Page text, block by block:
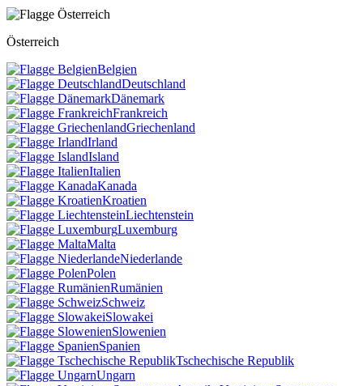
Österreich
Belgien
Deutschland
Dänemark
Frankreich
Griechenland
Irland
Island
Italien
Kanada
Kroatien
Liechtenstein
Luxemburg
Malta
Niederlande
Polen
Rumänien
Schweiz
Slowakei
Slowenien
Spanien
Tschechische Republik
Ungarn